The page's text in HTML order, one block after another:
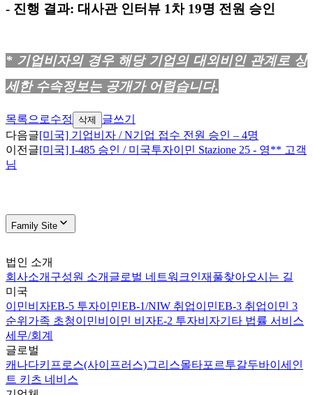
- 진행 결과: 대사관 인터뷰 1차 19명 전원 승인
* 기업비자의 경우 해당 기업의 대외비인 관계로 상
세한 수속정보는 공개가 어렵습니다.
목록으로수정 삭제
글쓰기
다음글[미국] 기업비자 / N기업 접수 전원 승인 – 4명
이전글[미국] I-485 승인 / 미국투자이민 Stazione 25 - 영** 고객
님
Family Site
법인 소개
회사소개 구성원 소개 글로벌 네트워크인재풀찾아오시는 길
미국
이민비자EB-5 투자이민EB-1/NIW 취업이민EB-3 취업이민 3
순위 가족 초청이민비이민 비자E-2 투자비자기타 법률 서비스
세무/회계
글로벌
캐나다키프로스(사이프러스)그리스몰타포르투갈두바이 세인
트 키츠 네비스